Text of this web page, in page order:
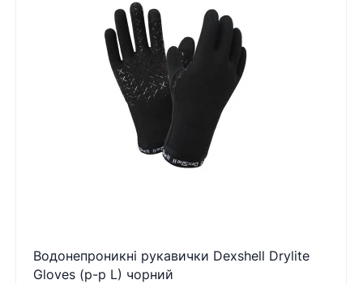
Водонепроникні рукавички Dexshell Drylite
Gloves (р-р L) чорний